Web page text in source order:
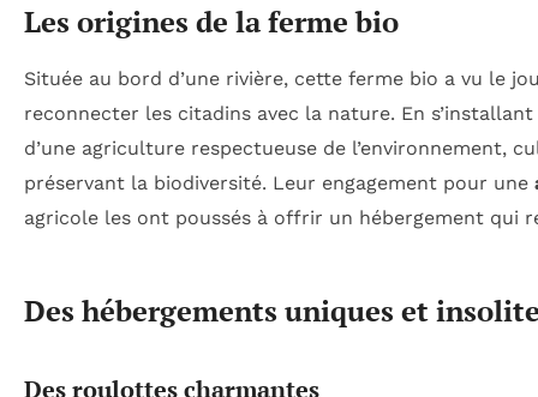
Les origines de la ferme bio
Située au bord d’une rivière, cette ferme bio a vu le
reconnecter les citadins avec la nature. En
d’une agriculture respectueuse de l’environnement,
préservant la biodiversité. Leur engagement pour une
agricole les ont poussés à offrir un hébergement qui
Des hébergements uniques et
Des roulottes charmantes